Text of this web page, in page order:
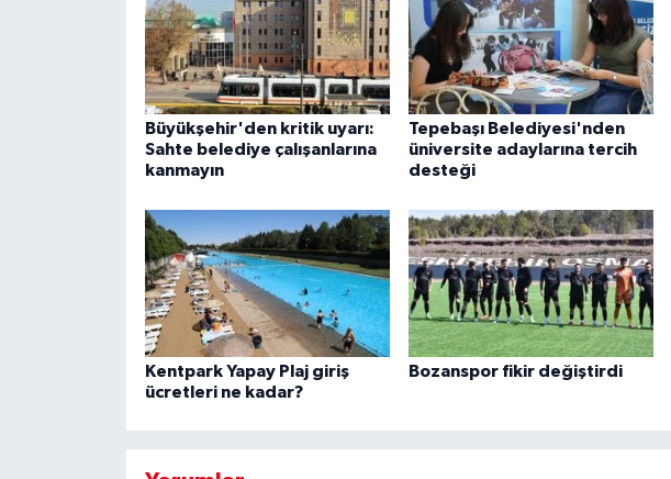
Büyükşehir'den kritik uyarı:
Sahte belediye çalışanlarına
kanmayın
Tepebaşı Belediyesi'nden
üniversite adaylarına tercih
desteği
Kentpark Yapay Plaj giriş
ücretleri ne kadar?
Bozanspor fikir değiştirdi